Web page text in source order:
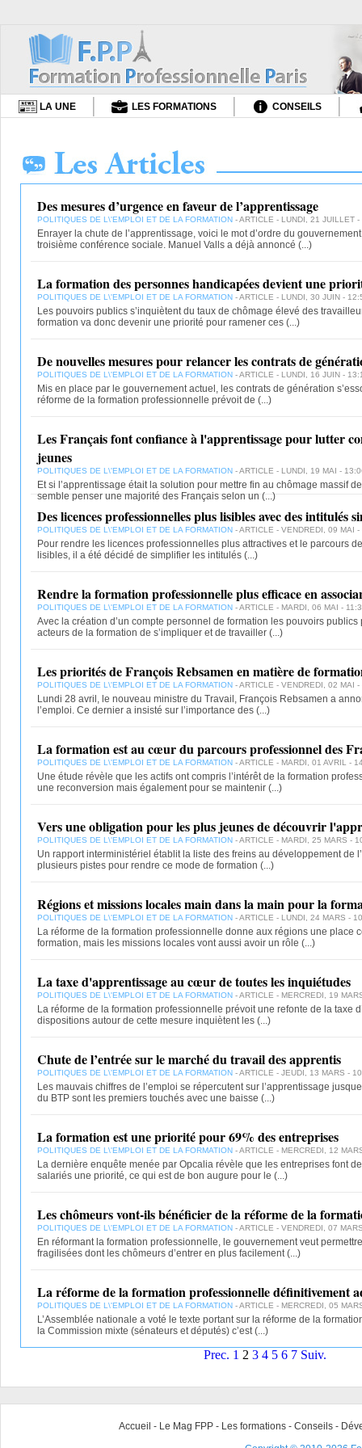
LA UNE LES FORMATIONS CONSEILS
Des mesures d’urgence en faveur de l’apprentissage
POLITIQUES DE L\'EMPLOI ET DE LA FORMATION - ARTICLE - LUNDI, 21 JUILLET
Enrayer la chute de l’apprentissage, voici le mot d’ordre du
troisième conférence sociale. Manuel Valls a déjà annoncé (...)
La formation des personnes handicapées devient une
POLITIQUES DE L\'EMPLOI ET DE LA FORMATION - ARTICLE - LUNDI, 30 JUIN -
Les pouvoirs publics s’inquiètent du taux de chômage élevé des
formation va donc devenir une priorité pour ramener ces (...)
De nouvelles mesures pour relancer les contrats de
POLITIQUES DE L\'EMPLOI ET DE LA FORMATION - ARTICLE - LUNDI, 16 JUIN -
Mis en place par le gouvernement actuel, les contrats de génération
réforme de la formation professionnelle prévoit de (...)
Les Français font confiance à l'apprentissage pour lutter
jeunes
POLITIQUES DE L\'EMPLOI ET DE LA FORMATION - ARTICLE - LUNDI, 19 MAI -
Et si l’apprentissage était la solution pour mettre fin au chômage massif
semble penser une majorité des Français selon un (...)
Des licences professionnelles plus lisibles avec des intitulés
POLITIQUES DE L\'EMPLOI ET DE LA FORMATION - ARTICLE - VENDREDI, 09 MAI
Pour rendre les licences professionnelles plus attractives et le parcours
lisibles, il a été décidé de simplifier les intitulés (...)
Rendre la formation professionnelle plus efficace en
POLITIQUES DE L\'EMPLOI ET DE LA FORMATION - ARTICLE - MARDI, 06 MAI -
Avec la création d’un compte personnel de formation les pouvoirs publics
acteurs de la formation de s’impliquer et de travailler (...)
Les priorités de François Rebsamen en matière de
POLITIQUES DE L\'EMPLOI ET DE LA FORMATION - ARTICLE - VENDREDI, 02 MAI
Lundi 28 avril, le nouveau ministre du Travail, François Rebsamen a
l’emploi. Ce dernier a insisté sur l’importance des (...)
La formation est au cœur du parcours professionnel des
POLITIQUES DE L\'EMPLOI ET DE LA FORMATION - ARTICLE - MARDI, 01 AVRIL -
Une étude révèle que les actifs ont compris l’intérêt de la formation
une reconversion mais également pour se maintenir (...)
Vers une obligation pour les plus jeunes de découvrir
POLITIQUES DE L\'EMPLOI ET DE LA FORMATION - ARTICLE - MARDI, 25 MARS -
Un rapport interministériel établit la liste des freins au développement de
plusieurs pistes pour rendre ce mode de formation (...)
Régions et missions locales main dans la main pour la
POLITIQUES DE L\'EMPLOI ET DE LA FORMATION - ARTICLE - LUNDI, 24 MARS -
La réforme de la formation professionnelle donne aux régions une place
formation, mais les missions locales vont aussi avoir un rôle (...)
La taxe d'apprentissage au cœur de toutes les inquiétudes
POLITIQUES DE L\'EMPLOI ET DE LA FORMATION - ARTICLE - MERCREDI, 19
La réforme de la formation professionnelle prévoit une refonte de la taxe
dispositions autour de cette mesure inquiètent les (...)
Chute de l’entrée sur le marché du travail des apprentis
POLITIQUES DE L\'EMPLOI ET DE LA FORMATION - ARTICLE - JEUDI, 13 MARS -
Les mauvais chiffres de l’emploi se répercutent sur l’apprentissage
du BTP sont les premiers touchés avec une baisse (...)
La formation est une priorité pour 69% des entreprises
POLITIQUES DE L\'EMPLOI ET DE LA FORMATION - ARTICLE - MERCREDI, 12
La dernière enquête menée par Opcalia révèle que les entreprises font
salariés une priorité, ce qui est de bon augure pour le (...)
Les chômeurs vont-ils bénéficier de la réforme de la
POLITIQUES DE L\'EMPLOI ET DE LA FORMATION - ARTICLE - VENDREDI, 07
En réformant la formation professionnelle, le gouvernement veut
fragilisées dont les chômeurs d’entrer en plus facilement(...)
La réforme de la formation professionnelle définitivement
POLITIQUES DE L\'EMPLOI ET DE LA FORMATION - ARTICLE - MERCREDI, 05
L’Assemblée nationale a voté le texte portant sur la réforme de la
la Commission mixte (sénateurs et députés) c’est(...)
Prec. 1 2 3 4 5 6 7 Suiv.
Accueil - Le Mag FPP - Les formations - Conseils -